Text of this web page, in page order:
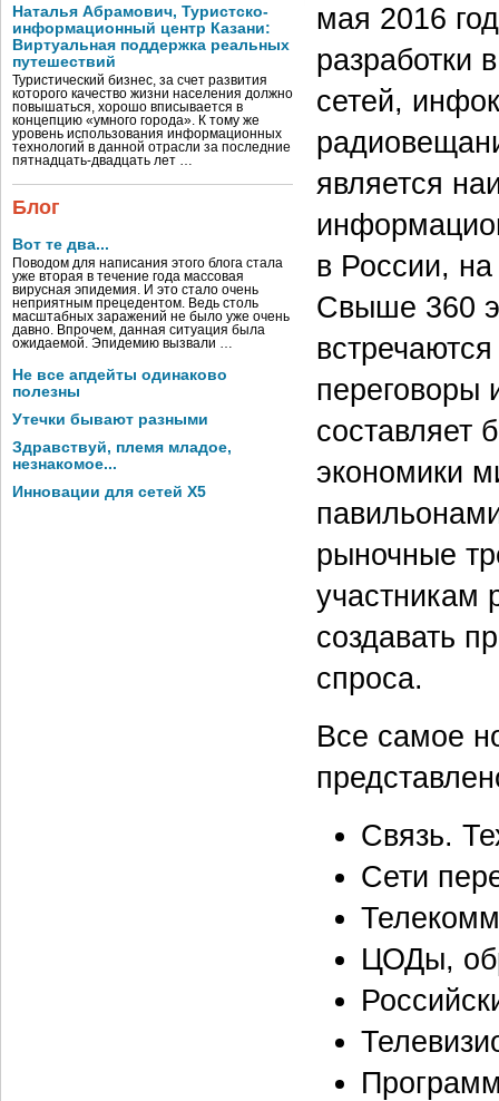
Наталья Абрамович, Туристско-
информационный центр Казани:
Виртуальная поддержка реальных
путешествий
Туристический бизнес, за счет развития
которого качество жизни населения должно
повышаться, хорошо вписывается в
концепцию «умного города». К тому же
уровень использования информационных
технологий в данной отрасли за последние
пятнадцать-двадцать лет …
Блог
Вот те два...
Поводом для написания этого блога стала
уже вторая в течение года массовая
вирусная эпидемия. И это стало очень
неприятным прецедентом. Ведь столь
масштабных заражений не было уже очень
давно. Впрочем, данная ситуация была
ожидаемой. Эпидемию вызвали …
Не все апдейты одинаково
полезны
Утечки бывают разными
Здравствуй, племя младое,
незнакомое...
Инновации для сетей X5
мая 2016
разработки
сетей,
является
в России,
Свыше 360
переговоры
составляет
экономики
рыночные
участникам
создавать
спроса.
Все самое
Связь.
Сети
ЦОДы,